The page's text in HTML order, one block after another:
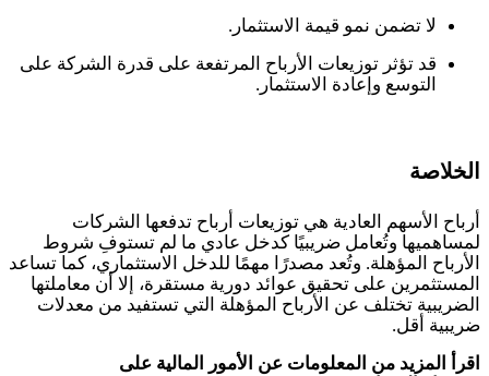
لا تضمن نمو قيمة الاستثمار.
قد تؤثر توزيعات الأرباح المرتفعة على قدرة الشركة على
التوسع وإعادة الاستثمار.
الخلاصة
أرباح الأسهم العادية هي توزيعات أرباح تدفعها الشركات
لمساهميها وتُعامل ضريبيًا كدخل عادي ما لم تستوفِ شروط
الأرباح المؤهلة. وتُعد مصدرًا مهمًا للدخل الاستثماري، كما تساعد
المستثمرين على تحقيق عوائد دورية مستقرة، إلا أن معاملتها
الضريبية تختلف عن الأرباح المؤهلة التي تستفيد من معدلات
ضريبية أقل.
اقرأ المزيد من المعلومات عن الأمور المالية على